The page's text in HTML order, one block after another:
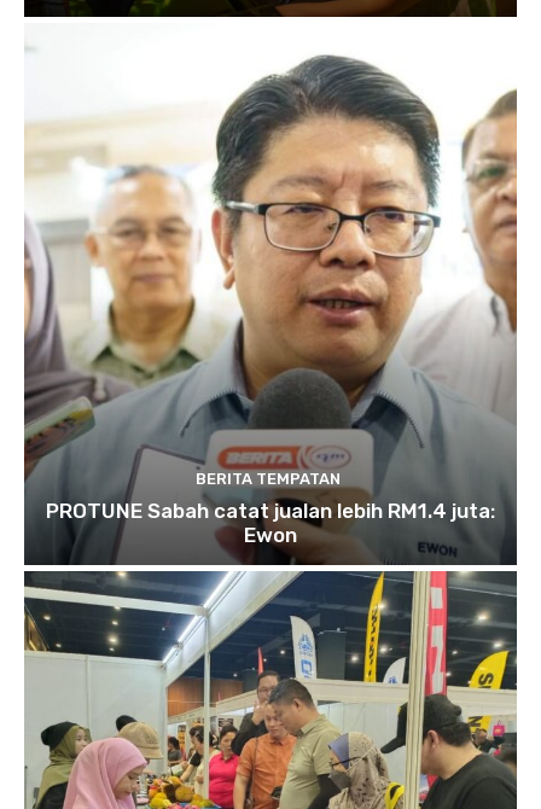
BERITA TEMPATAN
PROTUNE Sabah catat jualan lebih RM1.4 juta:
Ewon